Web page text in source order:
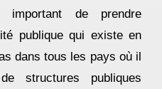
de prendre
publique qui existe en
dans tous les pays où il
structures publiques